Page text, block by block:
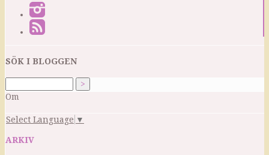
SÖK I BLOGGEN
Om
Select Language ▼
ARKIV